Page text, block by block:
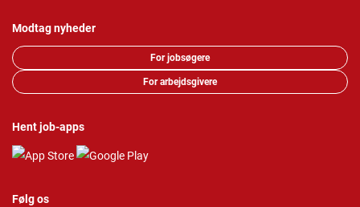
Modtag nyheder
For jobsøgere
For arbejdsgivere
Hent job-apps
Følg os